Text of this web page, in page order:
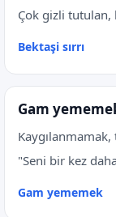
Çok gizli tutulan,
Bektaşi sırrı
Gam
"Seni bir kez
Gam yememek